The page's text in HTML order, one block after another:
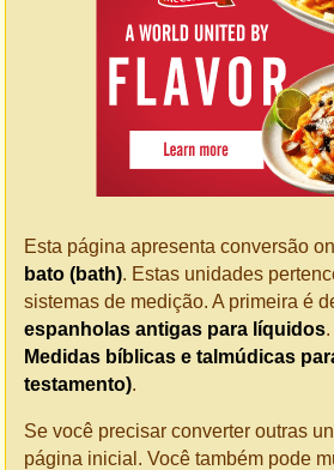
Esta página apresenta conversão
bato (bath). Estas unidades
sistemas de medição. A primeira é
espanholas antigas para líquidos
Medidas bíblicas e talmúdicas
testamento).
Se você precisar converter outras
página inicial. Você também pode